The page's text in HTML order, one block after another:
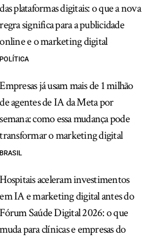
das plataformas digitais: o que a nova
regra significa para a publicidade
online e o marketing digital
POLÍTICA
Empresas já usam mais de 1 milhão
de agentes de IA da Meta por
semana: como essa mudança pode
transformar o marketing digital
BRASIL
Hospitais aceleram investimentos
em IA e marketing digital antes do
Fórum Saúde Digital 2026: o que
muda para clínicas e empresas do